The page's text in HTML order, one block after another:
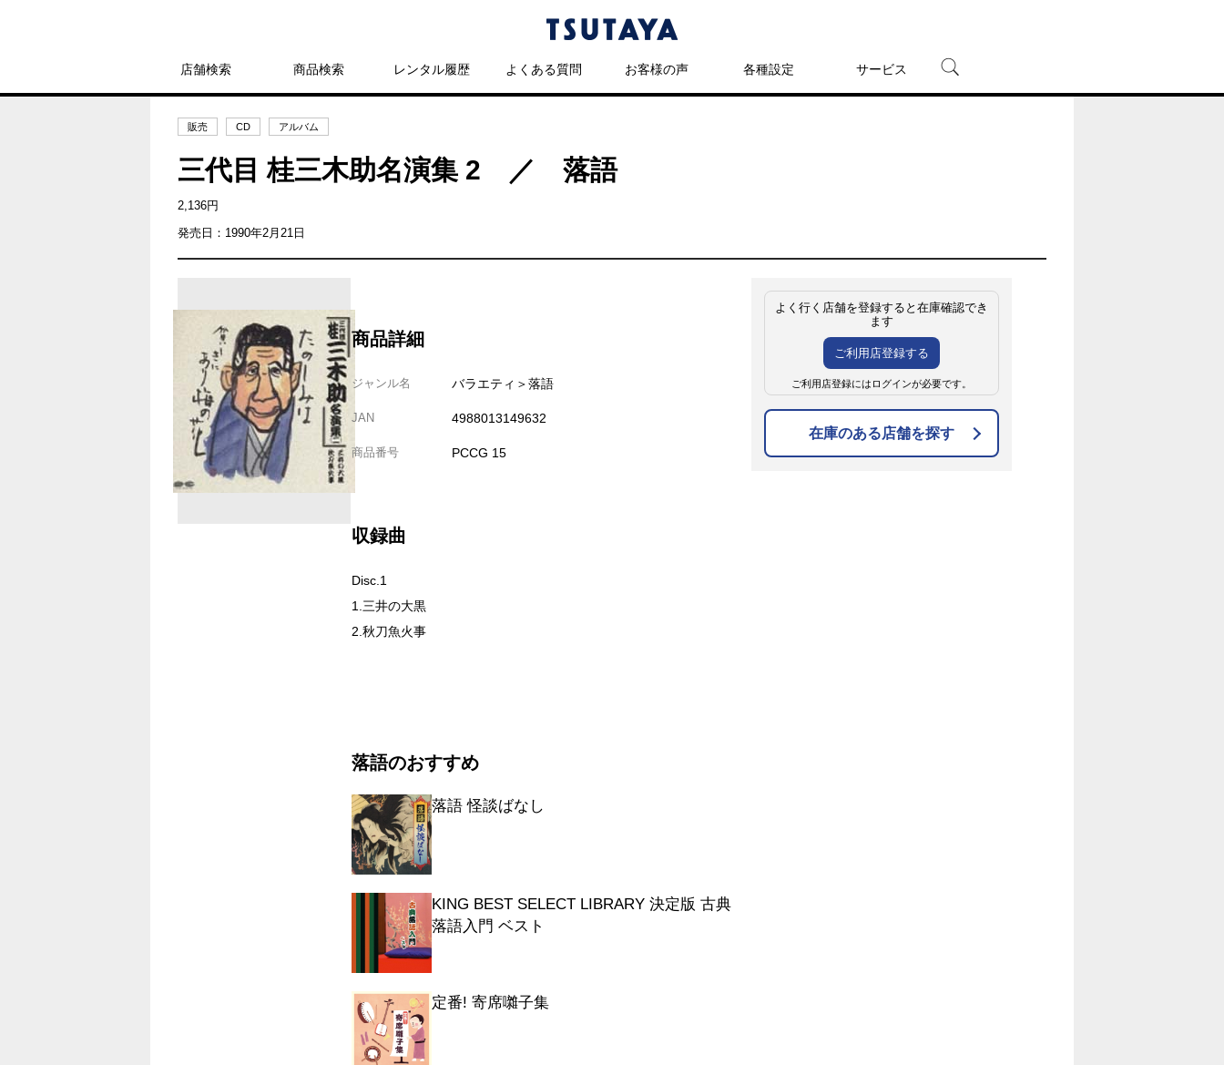
店舗検索 商品検索 レンタル履歴 よくある質問 お客様の声 各種設定 サービス
販売 CD アルバム
三代目 桂三木助名演集 2 ／ 落語
2,136円
発売日：1990年2月21日
商品詳細
ジャンル名 バラエティ＞落語
JAN 4988013149632
商品番号 PCCG 15
収録曲
Disc.1
1.三井の大黒
2.秋刀魚火事
落語のおすすめ
落語 怪談ばなし
KING BEST SELECT LIBRARY 決定版 古典
落語入門 ベスト
定番! 寄席囃子集
よく行く店舗を登録すると在庫確認でき
ます
ご利用店登録する
ご利用店登録にはログインが必要です。
在庫のある店舗を探す